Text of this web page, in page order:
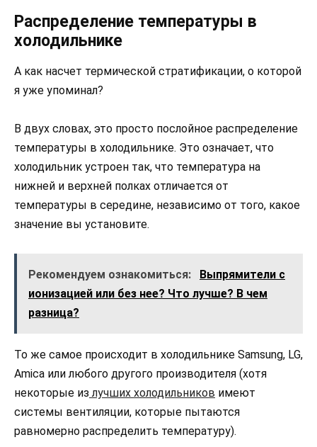
Распределение температуры в
холодильнике
А как насчет термической стратификации, о которой
я уже упоминал?
В двух словах, это просто послойное распределение
температуры в холодильнике. Это означает, что
холодильник устроен так, что температура на
нижней и верхней полках отличается от
температуры в середине, независимо от того, какое
значение вы установите.
Рекомендуем ознакомиться:
Выпрямители с
ионизацией или без нее? Что лучше? В чем
разница?
То же самое происходит в холодильнике Samsung, LG,
Amica или любого другого производителя (хотя
некоторые из лучших холодильников имеют
системы вентиляции, которые пытаются
равномерно распределить температуру).